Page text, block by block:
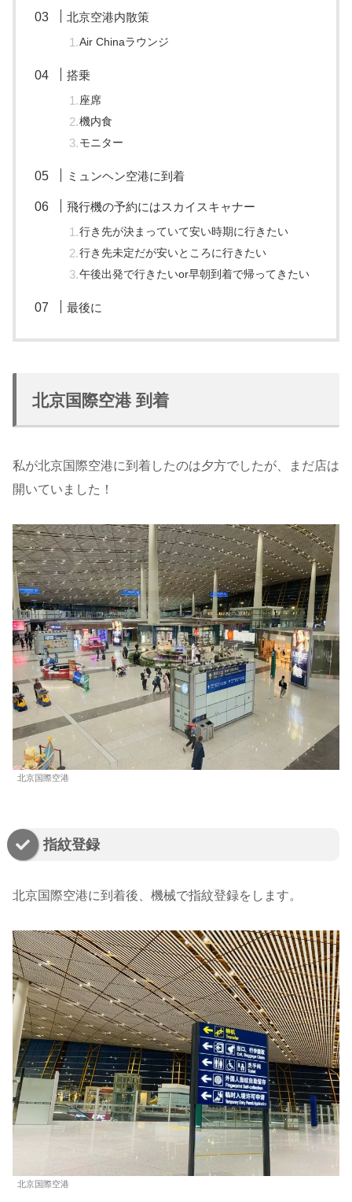
北京空港内散策
Air Chinaラウンジ
搭乗
座席
機内食
モニター
ミュンヘン空港に到着
飛行機の予約にはスカイスキャナー
行き先が決まっていて安い時期に行きたい
行き先未定だが安いところに行きたい
午後出発で行きたいor早朝到着で帰ってきたい
最後に
北京国際空港 到着
私が北京国際空港に到着したのは夕方でしたが、まだ店は
開いていました！
北京国際空港
指紋登録
北京国際空港に到着後、機械で指紋登録をします。
北京国際空港